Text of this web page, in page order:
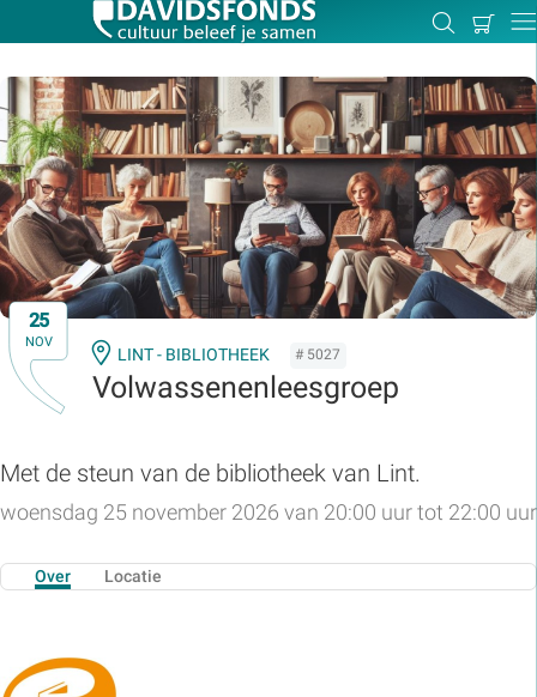
Zoeken
Mijn
25
NOV
LINT - BIBLIOTHEEK # 5027
Volwassenenleesgroep
Met de steun van de bibliotheek van Lint.
woensdag 25 november 2026 van 20:00 uur tot 22:00 uur
Over Locatie
Zoek:
Zoeken